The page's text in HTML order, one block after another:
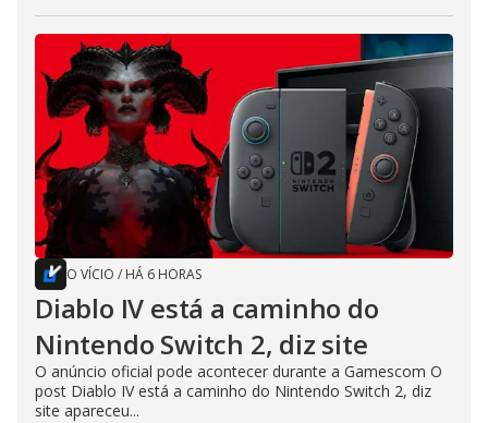
O VÍCIO / HÁ 6 HORAS
Diablo IV está a caminho do
Nintendo Switch 2, diz site
O anúncio oficial pode acontecer durante a Gamescom O
post Diablo IV está a caminho do Nintendo Switch 2, diz
site apareceu...